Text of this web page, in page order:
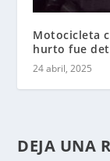
Motocicleta
hurto fue
24 abril, 2025
DEJA UNA